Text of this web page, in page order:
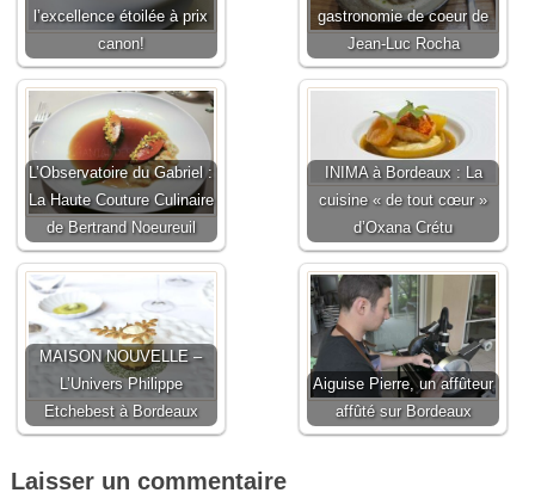
l’excellence étoilée à prix
canon!
gastronomie de coeur de
Jean-Luc Rocha
L’Observatoire du Gabriel :
La Haute Couture Culinaire
de Bertrand Noeureuil
INIMA à Bordeaux : La
cuisine « de tout cœur »
d’Oxana Crétu
MAISON NOUVELLE –
L’Univers Philippe
Etchebest à Bordeaux
Aiguise Pierre, un affûteur
affûté sur Bordeaux
Laisser un commentaire